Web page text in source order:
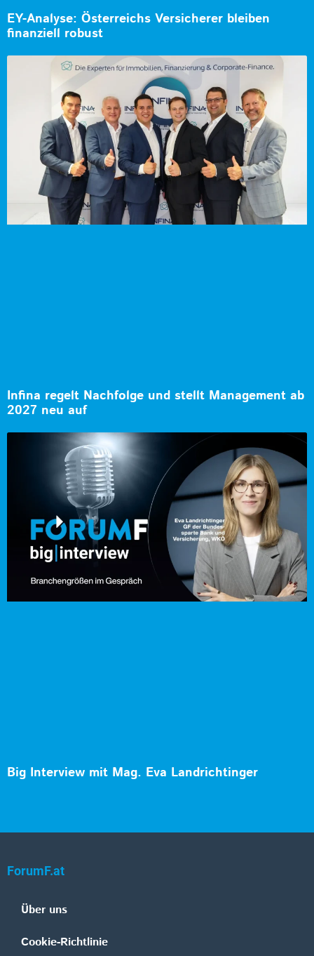
EY-Analyse: Österreichs Versicherer bleiben
finanziell robust
Infina regelt Nachfolge und stellt Management ab
2027 neu auf
Big Interview mit Mag. Eva Landrichtinger
ForumF.at
Über uns
Cookie-Richtlinie